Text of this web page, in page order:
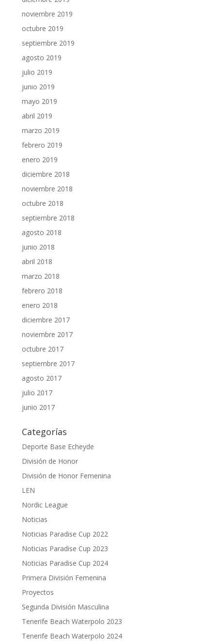
noviembre 2019
octubre 2019
septiembre 2019
agosto 2019
julio 2019
junio 2019
mayo 2019
abril 2019
marzo 2019
febrero 2019
enero 2019
diciembre 2018
noviembre 2018
octubre 2018
septiembre 2018
agosto 2018
junio 2018
abril 2018
marzo 2018
febrero 2018
enero 2018
diciembre 2017
noviembre 2017
octubre 2017
septiembre 2017
agosto 2017
julio 2017
junio 2017
Categorías
Deporte Base Echeyde
División de Honor
División de Honor Femenina
LEN
Nordic League
Noticias
Noticias Paradise Cup 2022
Noticias Paradise Cup 2023
Noticias Paradise Cup 2024
Primera División Femenina
Proyectos
Segunda División Masculina
Tenerife Beach Waterpolo 2023
Tenerife Beach Waterpolo 2024